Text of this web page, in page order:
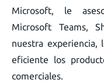
Microsoft, le
Microsoft Teams,
nuestra experiencia,
eficiente los
comerciales.